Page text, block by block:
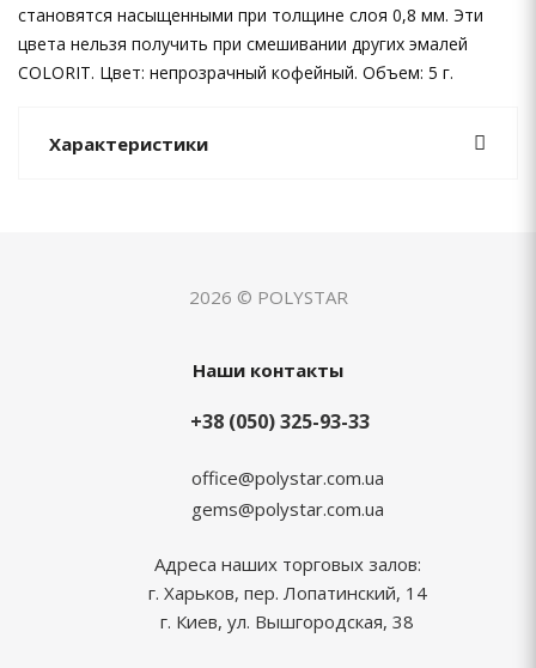
становятся насыщенными при толщине слоя 0,8 мм. Эти
цвета нельзя получить при смешивании других эмалей
COLORIT. Цвет: непрозрачный кофейный. Объем: 5 г.
Характеристики
2026 © POLYSTAR
Наши контакты
+38 (050) 325-93-33
office@polystar.com.ua
gems@polystar.com.ua
Адреса наших торговых залов:
г. Харьков, пер. Лопатинский, 14
г. Киев, ул. Вышгородская, 38